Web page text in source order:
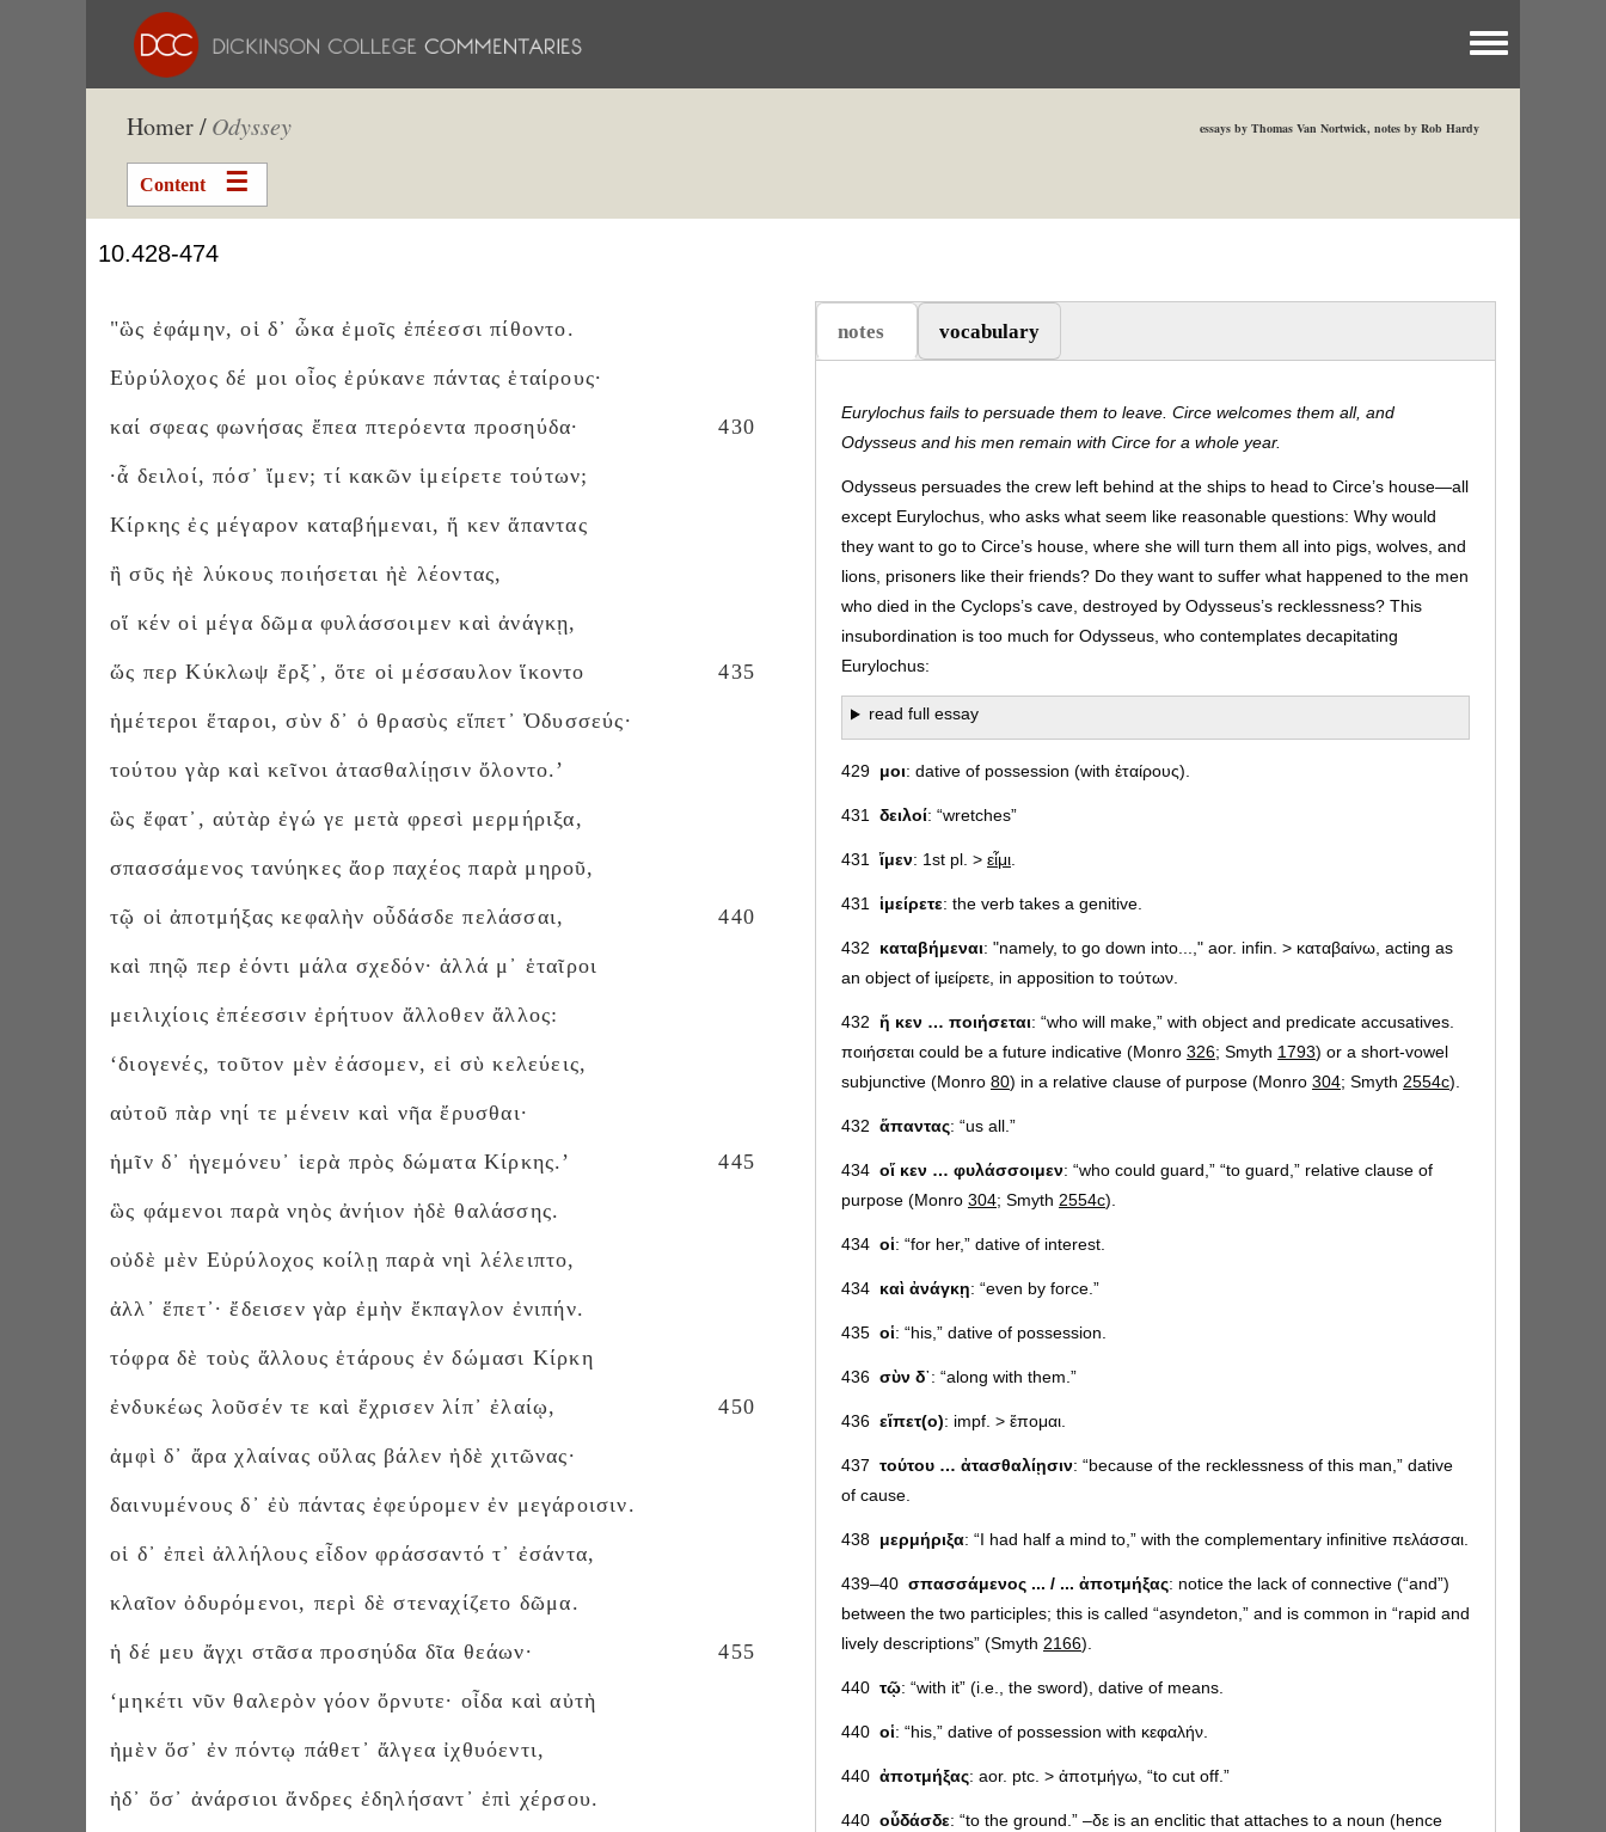
Toggle menu
Homer /Odyssey essays by Thomas Van Nortwick, notes by Rob Hardy
Content
10.428-474
"ὣς ἐφάμην, οἱ δ᾽ ὦκα ἐμοῖς ἐπέεσσι πίθοντο.
Εὐρύλοχος δέ μοι οἶος ἐρύκανε πάντας ἑταίρους·
καί σφεας φωνήσας ἔπεα πτερόεντα προσηύδα· 430
·ἆ δειλοί, πόσ᾽ ἴμεν; τί κακῶν ἱμείρετε τούτων;
Κίρκης ἐς μέγαρον καταβήμεναι, ἥ κεν ἅπαντας
ἢ σῦς ἠὲ λύκους ποιήσεται ἠὲ λέοντας,
οἵ κέν οἱ μέγα δῶμα φυλάσσοιμεν καὶ ἀνάγκῃ,
ὥς περ Κύκλωψ ἔρξ᾽, ὅτε οἱ μέσσαυλον ἵκοντο 435
ἡμέτεροι ἕταροι, σὺν δ᾽ ὁ θρασὺς εἵπετ᾽ Ὀδυσσεύς·
τούτου γὰρ καὶ κεῖνοι ἀτασθαλίῃσιν ὄλοντο.’
ὣς ἔφατ᾽, αὐτὰρ ἐγώ γε μετὰ φρεσὶ μερμήριξα,
σπασσάμενος τανύηκες ἄορ παχέος παρὰ μηροῦ,
τῷ οἱ ἀποτμήξας κεφαλὴν οὖδάσδε πελάσσαι, 440
καὶ πηῷ περ ἐόντι μάλα σχεδόν· ἀλλά μ᾽ ἑταῖροι
μειλιχίοις ἐπέεσσιν ἐρήτυον ἄλλοθεν ἄλλος:
‘διογενές, τοῦτον μὲν ἐάσομεν, εἰ σὺ κελεύεις,
αὐτοῦ πὰρ νηί τε μένειν καὶ νῆα ἔρυσθαι·
ἡμῖν δ᾽ ἡγεμόνευ᾽ ἱερὰ πρὸς δώματα Κίρκης.’ 445
ὣς φάμενοι παρὰ νηὸς ἀνήιον ἠδὲ θαλάσσης.
οὐδὲ μὲν Εὐρύλοχος κοίλῃ παρὰ νηὶ λέλειπτο,
ἀλλ᾽ ἕπετ᾽· ἔδεισεν γὰρ ἐμὴν ἔκπαγλον ἐνιπήν.
τόφρα δὲ τοὺς ἄλλους ἑτάρους ἐν δώμασι Κίρκη
ἐνδυκέως λοῦσέν τε καὶ ἔχρισεν λίπ᾽ ἐλαίῳ, 450
ἀμφὶ δ᾽ ἄρα χλαίνας οὔλας βάλεν ἠδὲ χιτῶνας·
δαινυμένους δ᾽ ἐὺ πάντας ἐφεύρομεν ἐν μεγάροισιν.
οἱ δ᾽ ἐπεὶ ἀλλήλους εἶδον φράσσαντό τ᾽ ἐσάντα,
κλαῖον ὀδυρόμενοι, περὶ δὲ στεναχίζετο δῶμα.
ἡ δέ μευ ἄγχι στᾶσα προσηύδα δῖα θεάων· 455
‘μηκέτι νῦν θαλερὸν γόον ὄρνυτε· οἶδα καὶ αὐτὴ
ἠμὲν ὅσ᾽ ἐν πόντῳ πάθετ᾽ ἄλγεα ἰχθυόεντι,
ἠδ᾽ ὅσ᾽ ἀνάρσιοι ἄνδρες ἐδηλήσαντ᾽ ἐπὶ χέρσου.
notes
(active tab)
vocabulary
Eurylochus fails to persuade them to leave. Circe welcomes them all, and
Odysseus and his men remain with Circe for a whole year.
Odysseus persuades the crew left behind at the ships to head to Circe’s house—all
except Eurylochus, who asks what seem like reasonable questions: Why would
they want to go to Circe’s house, where she will turn them all into pigs, wolves, and
lions, prisoners like their friends? Do they want to suffer what happened to the men
who died in the Cyclops’s cave, destroyed by Odysseus’s recklessness? This
insubordination is too much for Odysseus, who contemplates decapitating
Eurylochus:
read full essay
429 μοι: dative of possession (with ἑταίρους).
431 δειλοί: “wretches”
431ἴμεν: 1st pl. > εἶμι.
431 ἱμείρετε: the verb takes a genitive.
432 καταβήμεναι: "namely, to go down into...," aor. infin. > καταβαίνω, acting as
an object of ἱμείρετε, in apposition to τούτων.
432 ἥ κεν … ποιήσεται: “who will make,” with object and predicate accusatives.
ποιήσεται could be a future indicative (Monro 326; Smyth 1793) or a short-vowel
subjunctive (Monro 80) in a relative clause of purpose (Monro 304; Smyth 2554c).
432 ἅπαντας: “us all.”
434 οἵ κεν … φυλάσσοιμεν: “who could guard,” “to guard,” relative clause of
purpose (Monro 304; Smyth 2554c).
434 οἱ: “for her,” dative of interest.
434 καὶ ἀνάγκῃ: “even by force.”
435 οἱ: “his,” dative of possession.
436 σὺν δ᾽: “along with them.”
436 εἵπετ(ο): impf. > ἕπομαι.
437 τούτου … ἀτασθαλίῃσιν: “because of the recklessness of this man,” dative
of cause.
438 μερμήριξα: “I had half a mind to,” with the complementary infinitive πελάσσαι.
439–40 σπασσάμενος ... / ... ἀποτμήξας: notice the lack of connective (“and”)
between the two participles; this is called “asyndeton,” and is common in “rapid and
lively descriptions” (Smyth 2166).
440 τῷ: “with it” (i.e., the sword), dative of means.
440 οἱ: “his,” dative of possession with κεφαλήν.
440 ἀποτμήξας: aor. ptc. > ἀποτμήγω, “to cut off.”
440 οὖδάσδε: “to the ground.” –δε is an enclitic that attaches to a noun (hence